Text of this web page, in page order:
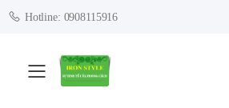
Hotline: 0908115916
Toggle mobile menu